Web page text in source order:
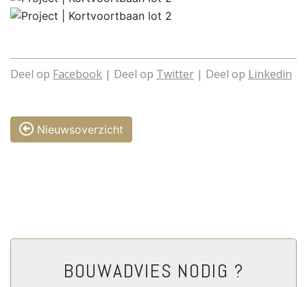
Deel op Facebook | Deel op Twitter | Deel op Linkedin
Nieuwsoverzicht
BOUWADVIES NODIG ?